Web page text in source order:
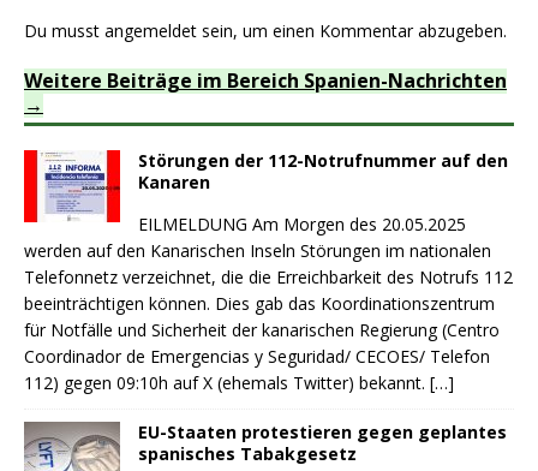
Du musst angemeldet sein, um einen Kommentar abzugeben.
Weitere Beiträge im Bereich Spanien-Nachrichten
Störungen der 112-Notrufnummer auf den
Kanaren
EILMELDUNG Am Morgen des 20.05.2025
werden auf den Kanarischen Inseln Störungen im nationalen
Telefonnetz verzeichnet, die die Erreichbarkeit des Notrufs 112
beeinträchtigen können. Dies gab das Koordinationszentrum
für Notfälle und Sicherheit der kanarischen Regierung (Centro
Coordinador de Emergencias y Seguridad/ CECOES/ Telefon
112) gegen 09:10h auf X (ehemals Twitter) bekannt. […]
EU-Staaten protestieren gegen geplantes
spanisches Tabakgesetz